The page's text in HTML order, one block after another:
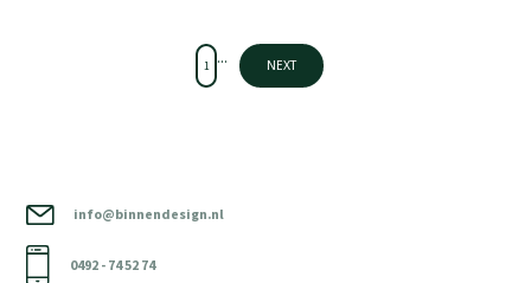
1 ... NEXT
info@binnendesign.nl
0492 - 74 52 74